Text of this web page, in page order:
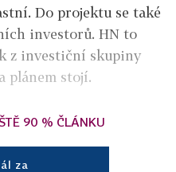
Do projektu se také
investorů. HN to
z investiční skupiny
plánem stojí.
90 % ČLÁNKU
za